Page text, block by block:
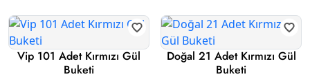
Vip 101 Adet Kırmızı Gül
Buketi
Doğal 21 Adet Kırmızı Gül
Buketi